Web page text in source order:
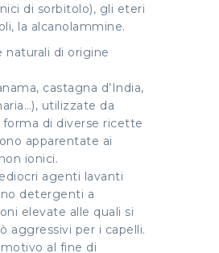
di sorbitolo), gli eteri
la alcanolammine.
naturali di origine
castagna d’India,
utilizzate da
di diverse ricette
apparentate ai
ionici.
agenti lavanti
detergenti a
elevate alle quali si
aggressivi per i capelli.
al fine di